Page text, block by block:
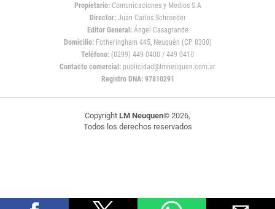
Propietario:Comunicaciones y Medios S.A
Director: Juan Carlos Schroeder
Editor General:Ángel Casagrande
Domicilio:Fotheringham 445, Neuquén (CP 8300)
Teléfono: (0299) 449 0400 / 449 0410
Contacto comercial: publicidad@lmneuquen.com.ar
Registro DNA: 97810291
Copyright LM Neuquen© 2026,
Todos los derechos reservados